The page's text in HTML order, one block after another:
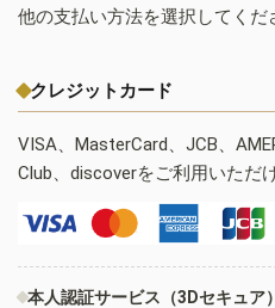
他の支払い方法を選択してくだ
クレジットカード
VISA、MasterCard、JCB、
Club、discoverをご利用いただ
本人認証サービス（3Dセキュア